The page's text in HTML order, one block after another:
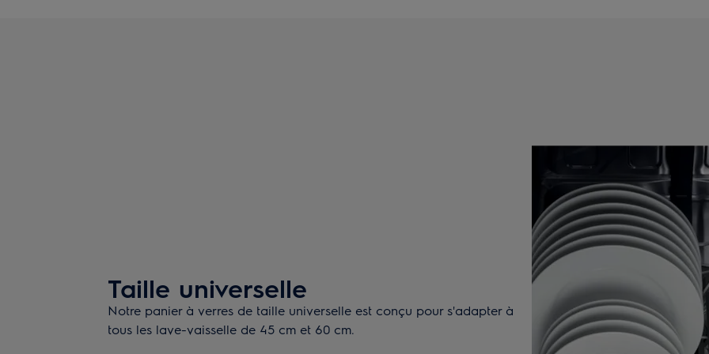
Taille universelle
Notre panier à verres de taille universelle est conçu pour s'adapter à
tous les lave-vaisselle de 45 cm et 60 cm.